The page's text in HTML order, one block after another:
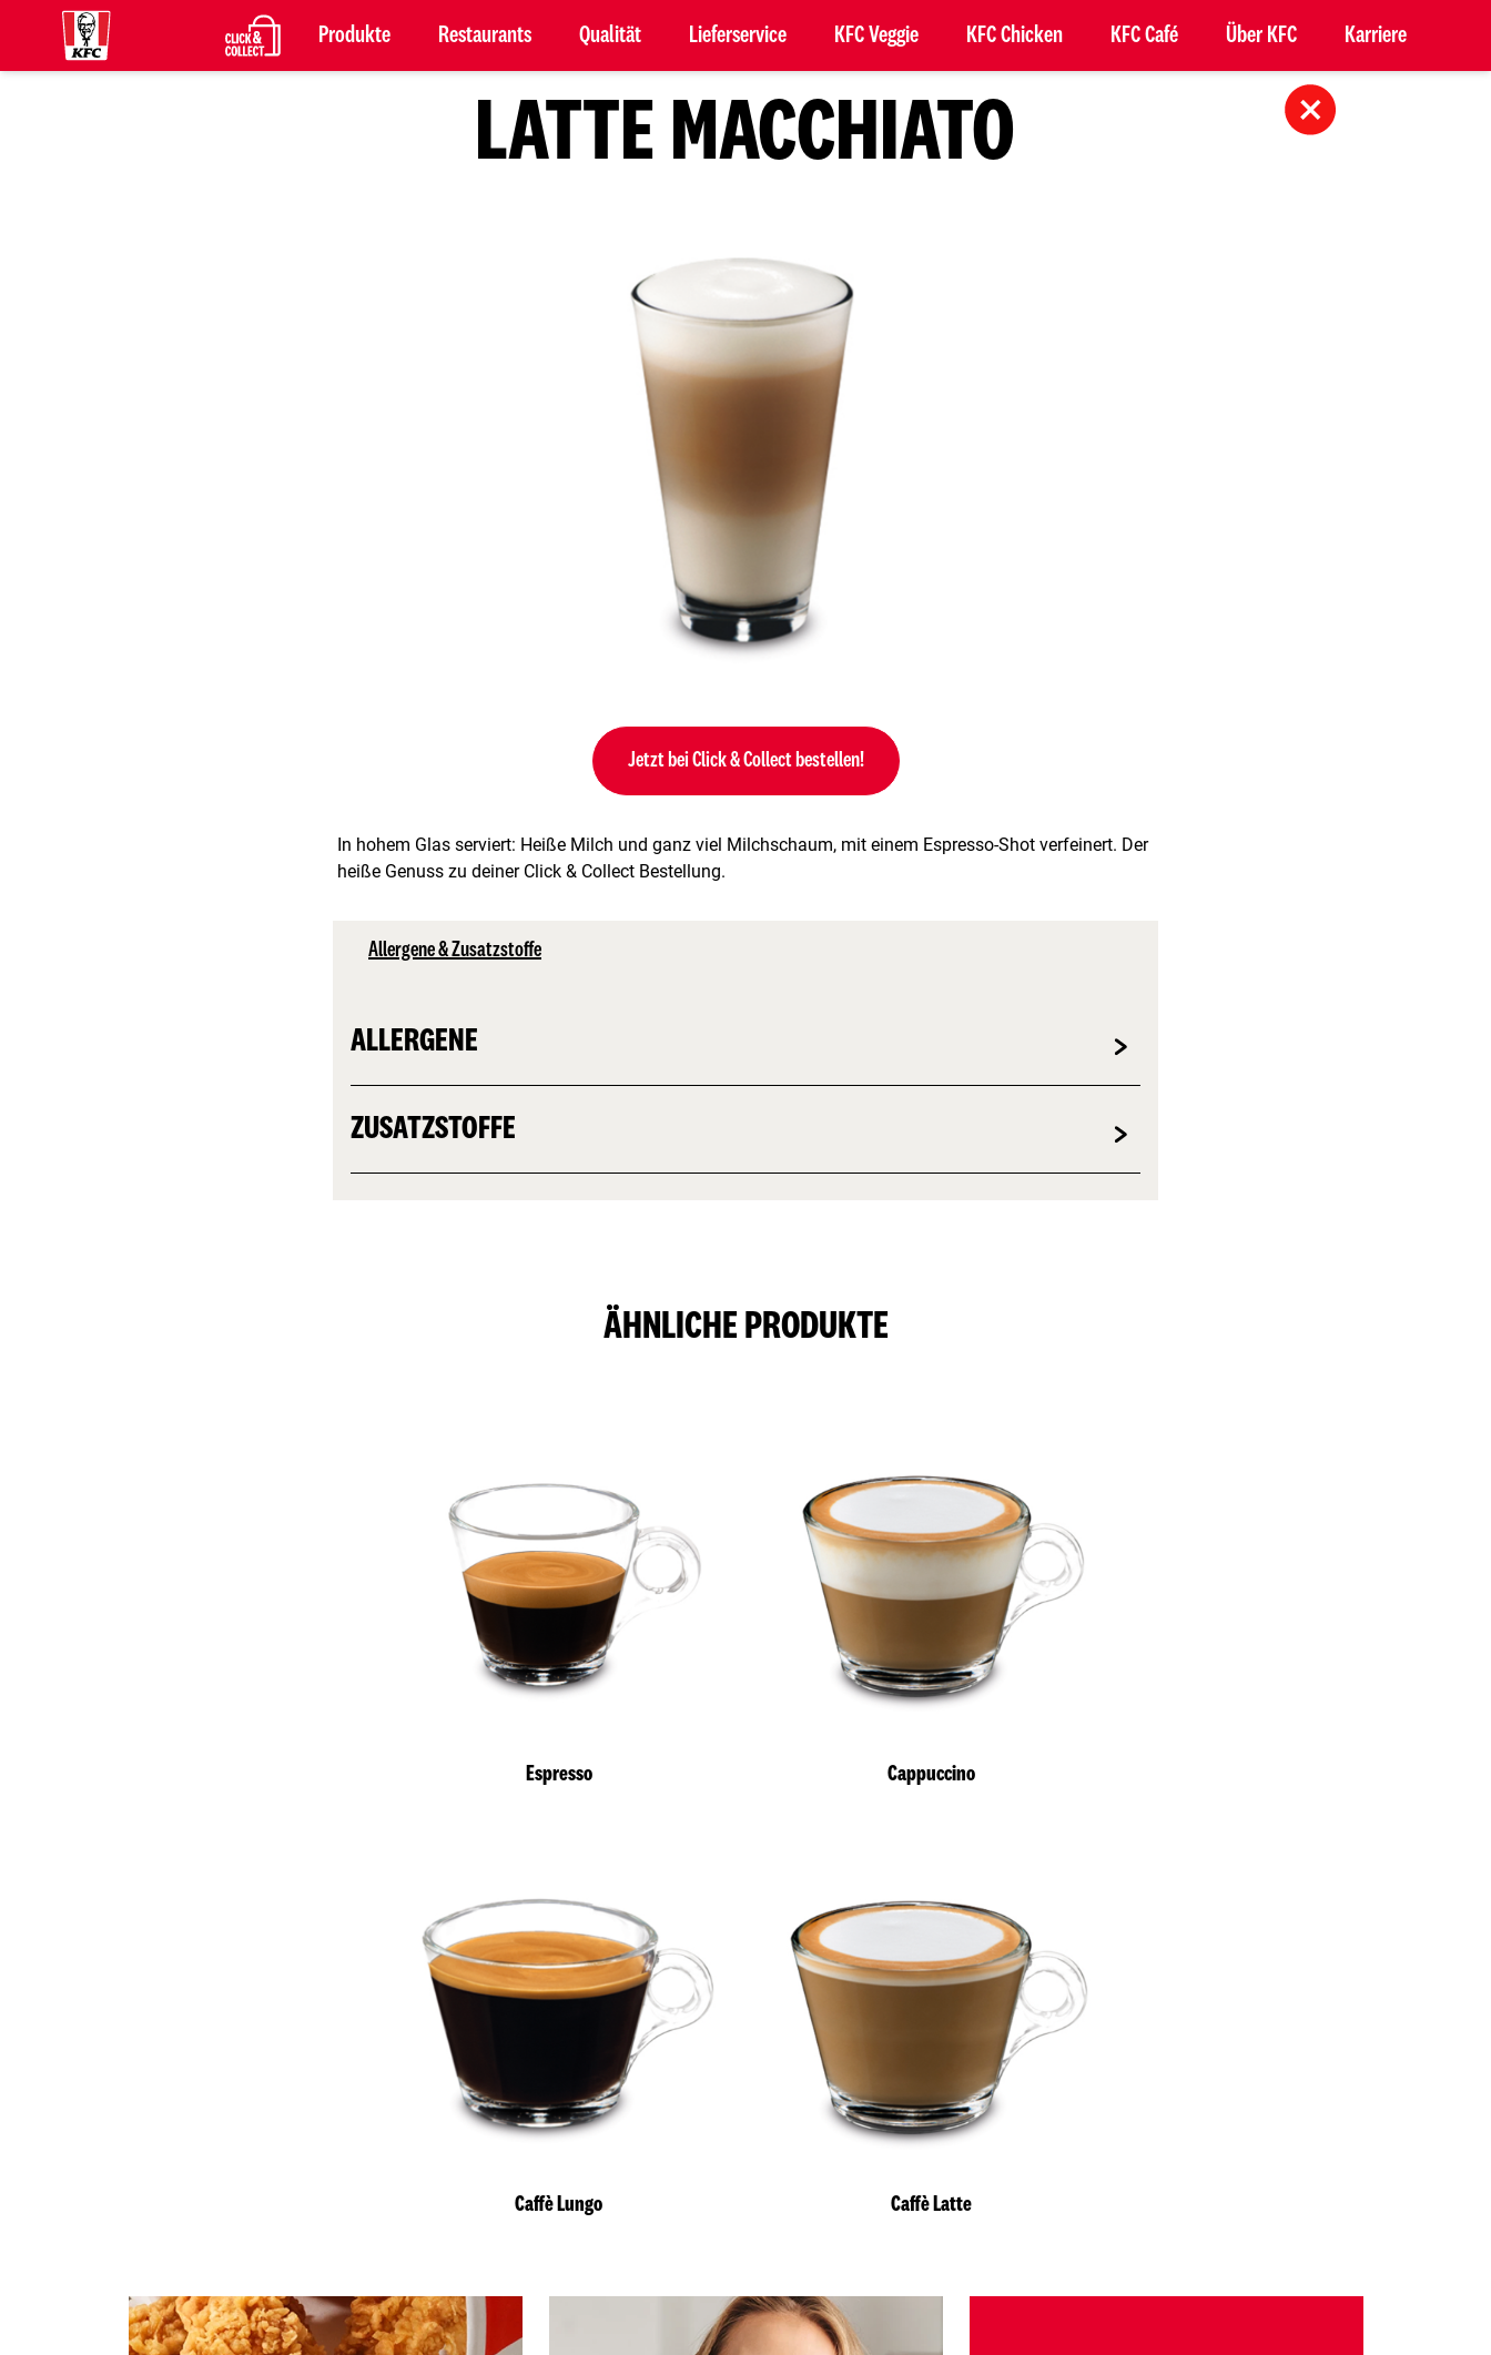
Produkte Restaurants Qualität Lieferservice KFC Veggie KFC Chicken KFC Café Über KFC Karriere
LATTE MACCHIATO
Jetzt bei Click & Collect bestellen!
In hohem Glas serviert: Heiße Milch und ganz viel Milchschaum, mit einem Espresso-Shot verfeinert. Der
heiße Genuss zu deiner Click & Collect Bestellung.
Allergene & Zusatzstoffe
ALLERGENE
ZUSATZSTOFFE
ÄHNLICHE PRODUKTE
Espresso Cappuccino
Caffè Lungo Caffè Latte